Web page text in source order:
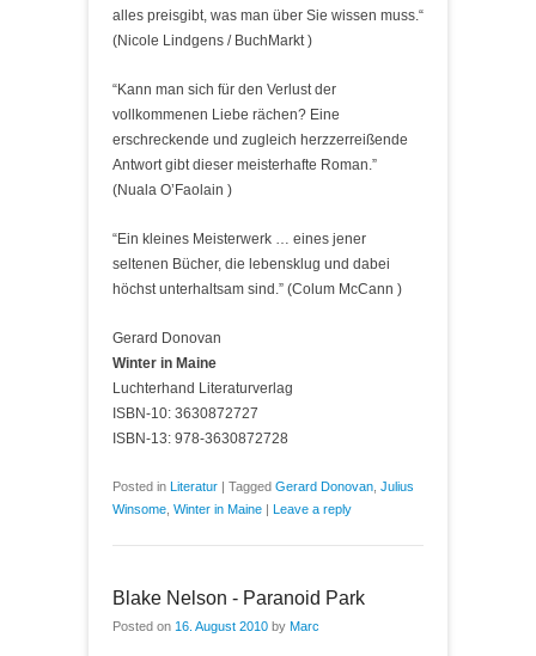
alles preisgibt, was man über Sie wissen muss.“
(Nicole Lindgens / BuchMarkt )
“Kann man sich für den Verlust der
vollkommenen Liebe rächen? Eine
erschreckende und zugleich herzzerreißende
Antwort gibt dieser meisterhafte Roman.”
(Nuala O’Faolain )
“Ein kleines Meisterwerk … eines jener
seltenen Bücher, die lebensklug und dabei
höchst unterhaltsam sind.” (Colum McCann )
Gerard Donovan
Winter in Maine
Luchterhand Literaturverlag
ISBN-10: 3630872727
ISBN-13: 978-3630872728
Posted in Literatur | Tagged Gerard Donovan Julius
Winsome Winter in Maine | Leave a reply
Blake Nelson - Paranoid Park
Posted on 16. August 2010 by Marc